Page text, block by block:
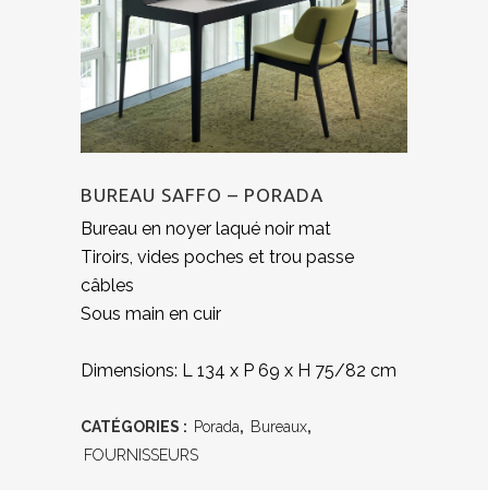
BUREAU SAFFO – PORADA
Bureau en noyer laqué noir mat
Tiroirs, vides poches et trou passe
câbles
Sous main en cuir
Dimensions: L 134 x P 69 x H 75/82 cm
CATÉGORIES : Porada, Bureaux,
FOURNISSEURS